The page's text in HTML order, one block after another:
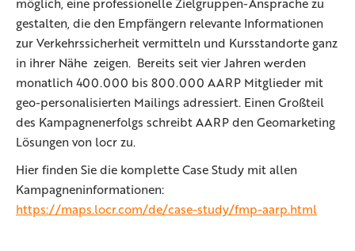
möglich, eine professionelle Zielgruppen-Ansprache zu
gestalten, die den Empfängern relevante Informationen
zur Verkehrssicherheit vermitteln und Kursstandorte ganz
in ihrer Nähe zeigen. Bereits seit vier Jahren werden
monatlich 400.000 bis 800.000 AARP Mitglieder mit
geo-personalisierten Mailings adressiert. Einen Großteil
des Kampagnenerfolgs schreibt AARP den Geomarketing
Lösungen von locr zu.
Hier finden Sie die komplette Case Study mit allen
Kampagneninformationen:
https://maps.locr.com/de/case-study/fmp-aarp.html